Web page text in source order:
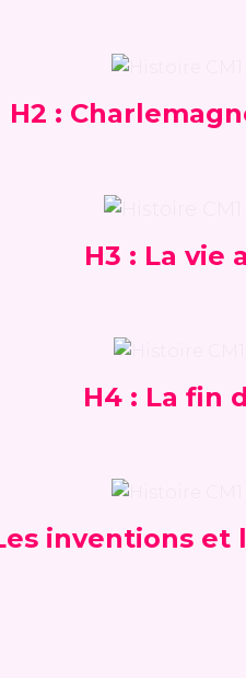
H2 :
H3 : La vie
H4 : La fin
inventions